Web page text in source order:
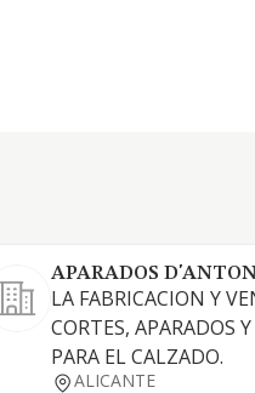
APARADOS
LA FABRICACION Y
CORTES, APARADOS
PARA EL CALZADO.
ALICANTE